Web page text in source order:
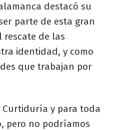
destacó su
parte de esta gran
rescate de las
identidad, y como
que trabajan por
Curtiduría y para toda
pero no podríamos